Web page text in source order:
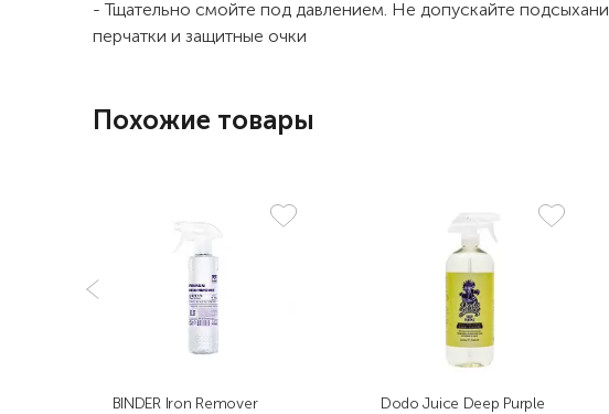
- Тщательно смойте под давлением. Не допускайте
перчатки и защитные очки
Похожие товары
BINDER Iron Remover
Dodo Juice Deep Purple